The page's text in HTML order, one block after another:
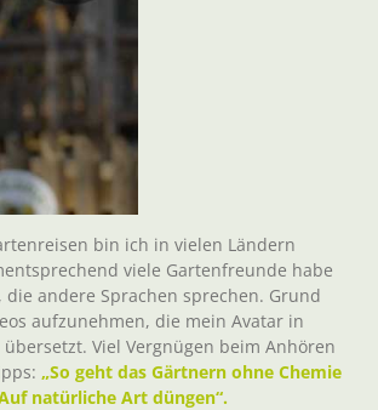
bin ich in vielen Ländern
viele Gartenfreunde habe
andere Sprachen sprechen. Grund
aufzunehmen, die mein Avatar in
übersetzt. Viel Vergnügen beim Anhören
„So geht das Gärtnern ohne Chemie
natürliche Art düngen“.